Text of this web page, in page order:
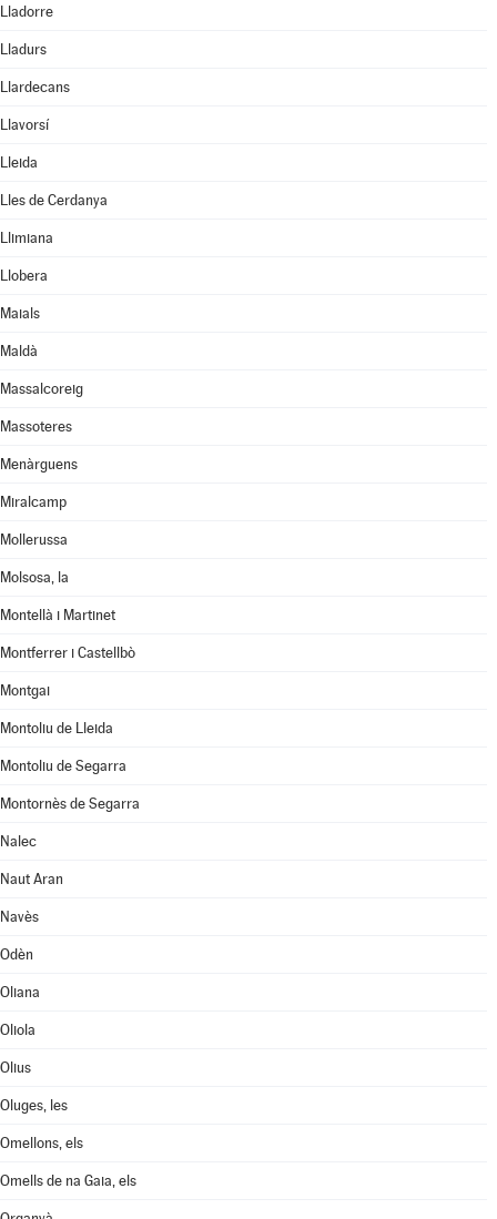
Lladorre
Lladurs
Llardecans
Llavorsí
Lleida
Lles de Cerdanya
Llimiana
Llobera
Maials
Maldà
Massalcoreig
Massoteres
Menàrguens
Miralcamp
Mollerussa
Molsosa, la
Montellà i Martinet
Montferrer i Castellbò
Montgai
Montoliu de Lleida
Montoliu de Segarra
Montornès de Segarra
Nalec
Naut Aran
Navès
Odèn
Oliana
Oliola
Olius
Oluges, les
Omellons, els
Omells de na Gaia, els